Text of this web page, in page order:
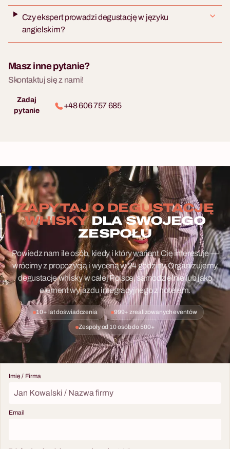
Czy ekspert prowadzi degustację w języku
angielskim?
Masz inne pytanie?
Skontaktuj się z nami!
Zadaj
pytanie
+48 606 757 685
ZAPYTAJ O DEGUSTACJĘ
WHISKYDLA SWOJEGO
ZESPOŁU
Powiedz nam ile osób, kiedy i który wariant Cię interesuje —
wrócimy z propozycją i wyceną w 24 godziny. Organizujemy
degustacje whisky w całej Polsce, samodzielnie lub jako
element wyjazdu integracyjnego z hotelem.
10+ lat doświadczenia 999+ zrealizowanych eventów
Zespoły od 10 osób do 500+
Imię / Firma
Email